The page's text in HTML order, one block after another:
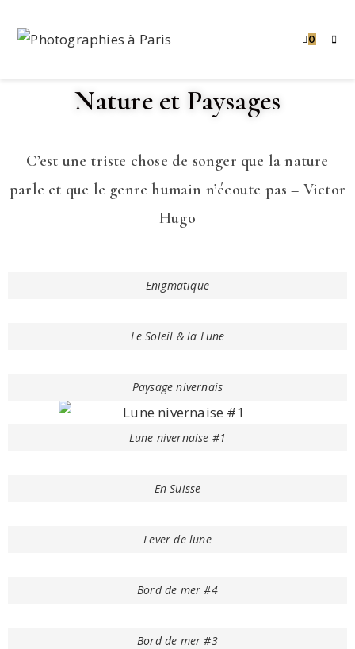
0
Nature et Paysages
C’est une triste chose de songer que la nature
parle et que le genre humain n’écoute pas – Victor
Hugo
Enigmatique
Le Soleil & la Lune
Paysage nivernais
Lune nivernaise #1
En Suisse
Lever de lune
Bord de mer #4
Bord de mer #3